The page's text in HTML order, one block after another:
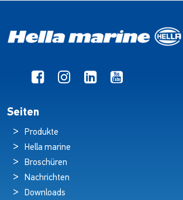
Seiten
Produkte
Hella marine
Broschüren
Nachrichten
Downloads